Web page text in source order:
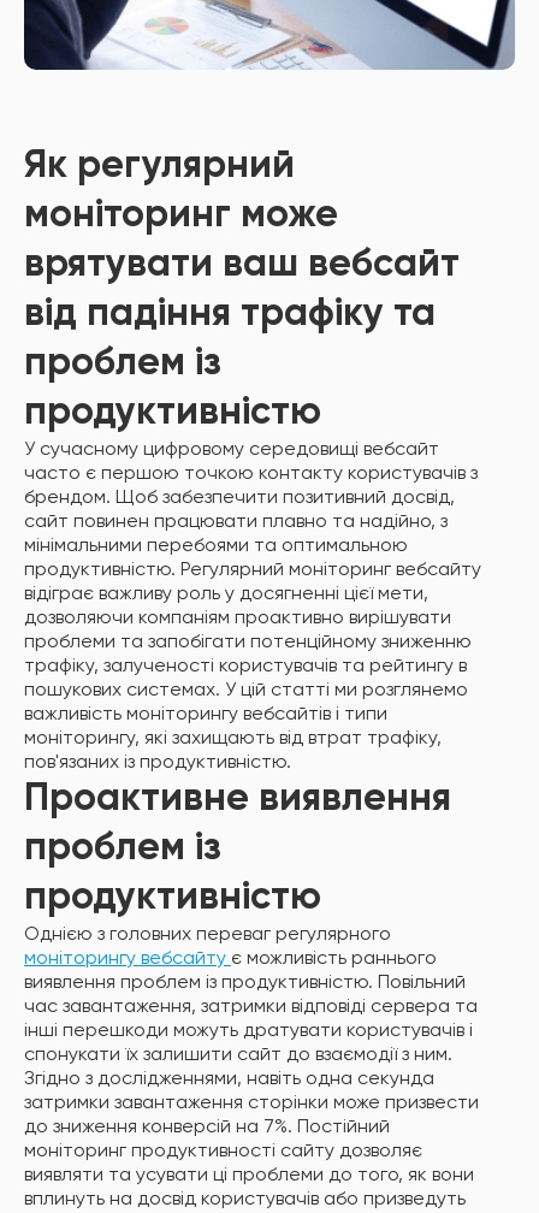
Як регулярний
моніторинг може
врятувати ваш вебсайт
від падіння трафіку та
проблем із
продуктивністю
У сучасному цифровому середовищі вебсайт
часто є першою точкою контакту користувачів з
брендом. Щоб забезпечити позитивний досвід,
сайт повинен працювати плавно та надійно, з
мінімальними перебоями та оптимальною
продуктивністю. Регулярний моніторинг вебсайту
відіграє важливу роль у досягненні цієї мети,
дозволяючи компаніям проактивно вирішувати
проблеми та запобігати потенційному зниженню
трафіку, залученості користувачів та рейтингу в
пошукових системах. У цій статті ми розглянемо
важливість моніторингу вебсайтів і типи
моніторингу, які захищають від втрат трафіку,
пов'язаних із продуктивністю.
Проактивне виявлення
проблем із
продуктивністю
Однією з головних переваг регулярного
моніторингу вебсайту є можливість раннього
виявлення проблем із продуктивністю. Повільний
час завантаження, затримки відповіді сервера та
інші перешкоди можуть дратувати користувачів і
спонукати їх залишити сайт до взаємодії з ним.
Згідно з дослідженнями, навіть одна секунда
затримки завантаження сторінки може призвести
до зниження конверсій на 7%. Постійний
моніторинг продуктивності сайту дозволяє
виявляти та усувати ці проблеми до того, як вони
вплинуть на досвід користувачів або призведуть